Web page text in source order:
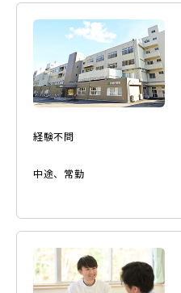
経験不問
中途、 常勤